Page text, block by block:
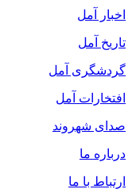
اخبار آمل
تاریخ آمل
گردشگری آمل
افتخارات آمل
صدای شهروند
درباره ما
ارتباط با ما